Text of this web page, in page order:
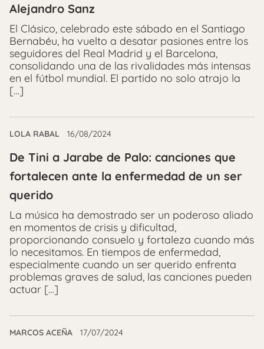
Alejandro Sanz
El Clásico, celebrado este sábado en el Santiago
Bernabéu, ha vuelto a desatar pasiones entre los
seguidores del Real Madrid y el Barcelona,
consolidando una de las rivalidades más intensas
en el fútbol mundial. El partido no solo atrajo la
[…]
LOLA RABAL 16/08/2024
De Tini a Jarabe de Palo: canciones que
fortalecen ante la enfermedad de un ser
querido
La música ha demostrado ser un poderoso aliado
en momentos de crisis y dificultad,
proporcionando consuelo y fortaleza cuando más
lo necesitamos. En tiempos de enfermedad,
especialmente cuando un ser querido enfrenta
problemas graves de salud, las canciones pueden
actuar […]
MARCOS ACEÑA 17/07/2024